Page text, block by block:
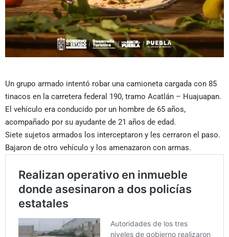
Un grupo armado intentó robar una camioneta cargada con 85
tinacos en la carretera federal 190, tramo Acatlán – Huajuapan.
El vehículo era conducido por un hombre de 65 años,
acompañado por su ayudante de 21 años de edad.
Siete sujetos armados los interceptaron y les cerraron el paso.
Bajaron de otro vehículo y los amenazaron con armas.